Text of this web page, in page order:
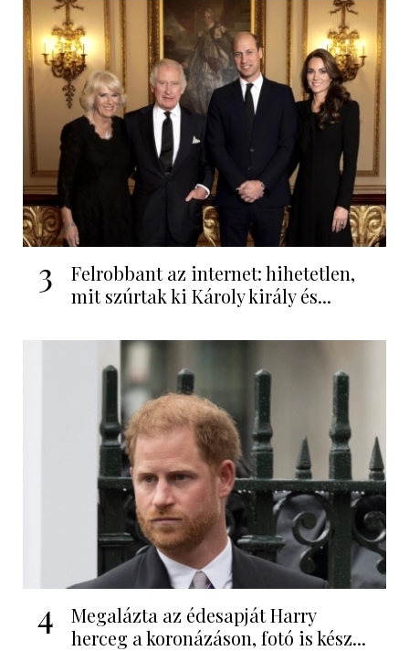
3
Felrobbant az internet: hihetetlen,
mit szúrtak ki Károly király és...
4
Megalázta az édesapját Harry
herceg a koronázáson, fotó is kész...